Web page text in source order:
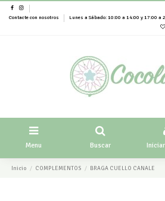
Contacte con nosotros
Lunes a Sábado: 10:00 a 14:00 y 17:00
Menu Buscar
Inicio COMPLEMENTOS BRAGA CUELLO CANALE